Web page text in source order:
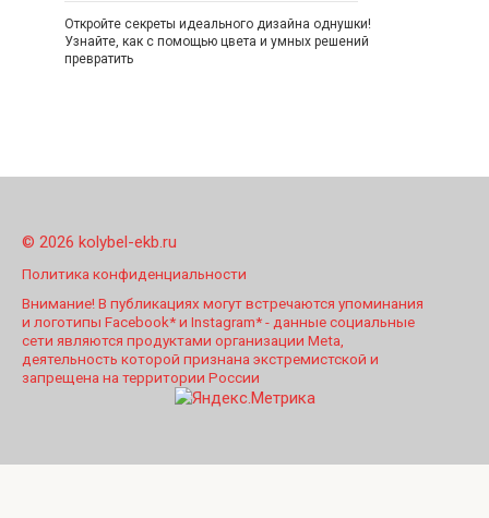
Откройте секреты идеального дизайна однушки!
Узнайте, как с помощью цвета и умных решений
превратить
© 2026 kolybel-ekb.ru
Политика конфиденциальности
Внимание! В публикациях могут встречаются упоминания
и логотипы Facebook* и Instagram* - данные социальные
сети являются продуктами организации Meta,
деятельность которой признана экстремистской и
запрещена на территории России